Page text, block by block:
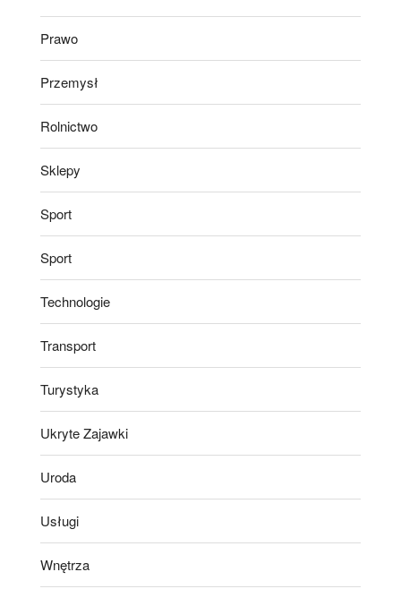
Prawo
Przemysł
Rolnictwo
Sklepy
Sport
Sport
Technologie
Transport
Turystyka
Ukryte Zajawki
Uroda
Usługi
Wnętrza